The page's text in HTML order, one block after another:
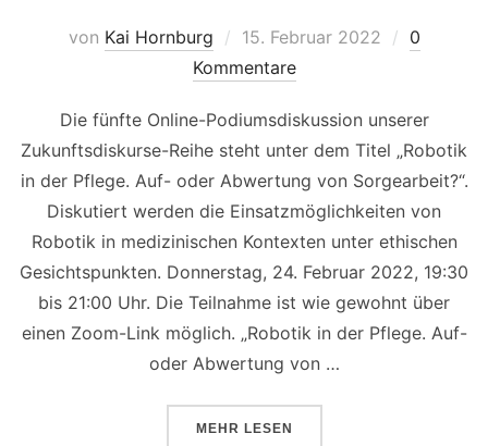
von Kai Hornburg
Veröffentlicht
am
15. Februar 2022
0
Kommentare
Die fünfte Online-Podiumsdiskussion unserer
Zukunftsdiskurse-Reihe steht unter dem Titel „Robotik
in der Pflege. Auf- oder Abwertung von Sorgearbeit?“.
Diskutiert werden die Einsatzmöglichkeiten von
Robotik in medizinischen Kontexten unter ethischen
Gesichtspunkten. Donnerstag, 24. Februar 2022, 19:30
bis 21:00 Uhr. Die Teilnahme ist wie gewohnt über
einen Zoom-Link möglich. „Robotik in der Pflege. Auf-
oder Abwertung von …
MEHR ÜBER „PODIUMSDISKUSSION:
LESEN